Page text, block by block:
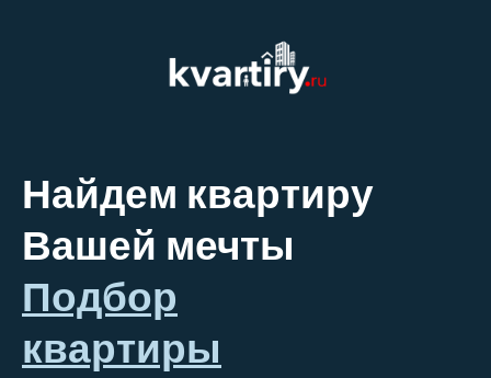
Найдем квартиру
Вашей мечты
Подбор
квартиры